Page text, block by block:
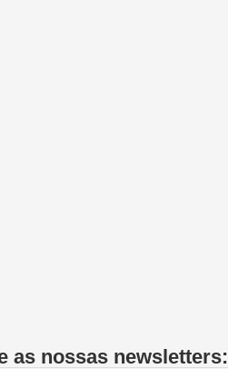
as nossas newsletters: